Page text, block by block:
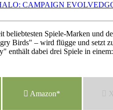
CAMPAIGN EVOLVED
beliebtesten Spiele-Marken und
Birds" – wird flügge und setzt
enthält dabei drei Spiele in
Amazon*